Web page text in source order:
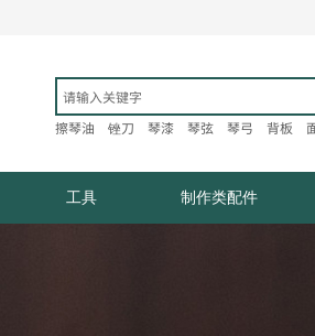
擦琴油 锉刀 琴漆 琴弦 琴弓 背板
工具 制作类配件